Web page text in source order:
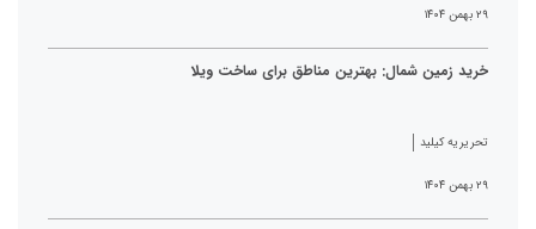
۲۹ بهمن ۱۴۰۴
خرید زمین شمال: بهترین مناطق برای ساخت ویلا
تحریریه کیلید
۲۹ بهمن ۱۴۰۴